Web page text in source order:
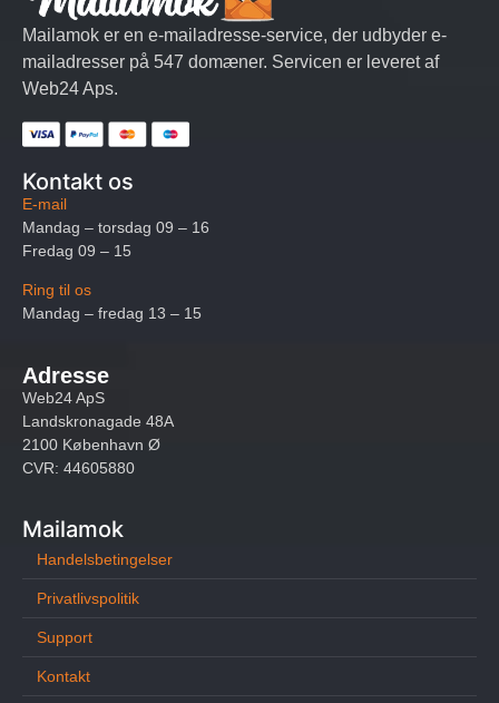
Mailamok er en e-mailadresse-service, der udbyder e-
mailadresser på 547 domæner. Servicen er leveret af
Web24 Aps.
Kontakt os
E-mail
Mandag – torsdag 09 – 16
Fredag 09 – 15
Ring til os
Mandag – fredag 13 – 15
Adresse
Web24 ApS
Landskronagade 48A
2100 København Ø
CVR: 44605880
Mailamok
Handelsbetingelser
Privatlivspolitik
Support
Kontakt